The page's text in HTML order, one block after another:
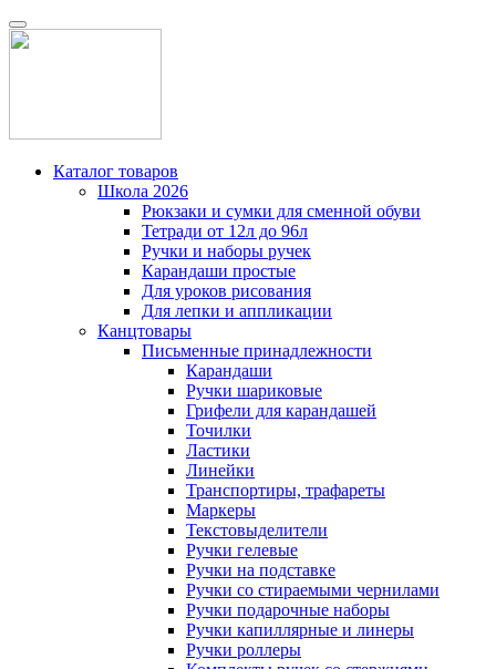
Каталог товаров
Школа 2026
Рюкзаки и сумки для сменной обуви
Тетради от 12л до 96л
Ручки и наборы ручек
Карандаши простые
Для уроков рисования
Для лепки и аппликации
Канцтовары
Письменные принадлежности
Карандаши
Ручки шариковые
Грифели для карандашей
Точилки
Ластики
Линейки
Транспортиры, трафареты
Маркеры
Текстовыделители
Ручки гелевые
Ручки на подставке
Ручки со стираемыми чернилами
Ручки подарочные наборы
Ручки капиллярные и линеры
Ручки роллеры